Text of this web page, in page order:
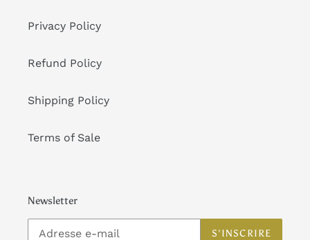
Privacy Policy
Refund Policy
Shipping Policy
Terms of Sale
Newsletter
S'INSCRIRE